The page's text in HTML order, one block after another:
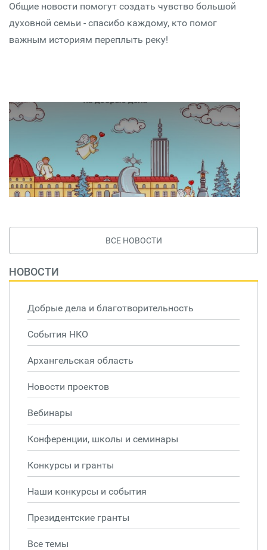
Общие новости помогут создать чувство большой
духовной семьи - спасибо каждому, кто помог
важным историям переплыть реку!
ВСЕ НОВОСТИ
НОВОСТИ
Добрые дела и благотворительность
События НКО
Архангельская область
Новости проектов
Вебинары
Конференции, школы и семинары
Конкурсы и гранты
Наши конкурсы и события
Президентские гранты
Все темы